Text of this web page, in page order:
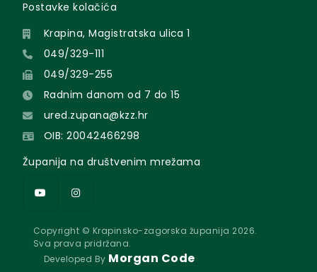
Postavke kolačića
Krapina, Magistratska ulica 1
049/329-111
049/329-255
Radnim danom od 7 do 15
ured.zupana@kzz.hr
OIB: 20042466298
Županija na društvenim mrežama
Copyright © Krapinsko-zagorska županija 2026.
Sva prava pridržana.
Developed By Morgan Code